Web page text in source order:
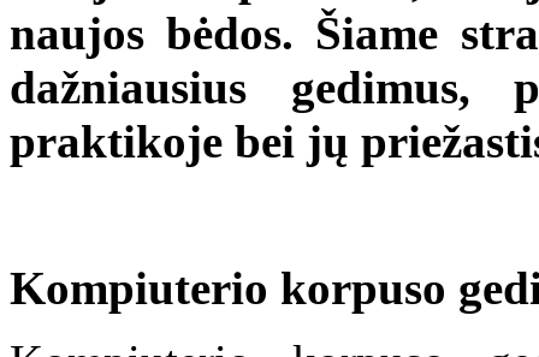
naujos bėdos. Šiame
dažniausius gedimus,
praktikoje bei jų
Kompiuterio korpuso